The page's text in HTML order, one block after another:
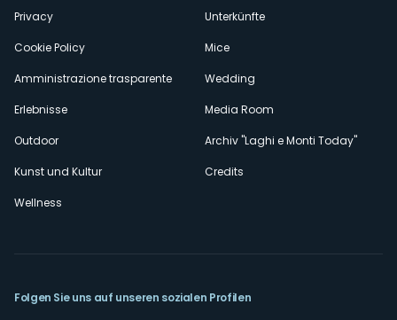
Privacy
Cookie Policy
Amministrazione trasparente
Erlebnisse
Outdoor
Kunst und Kultur
Wellness
Unterkünfte
Mice
Wedding
Media Room
Archiv "Laghi e Monti Today"
Credits
Folgen Sie uns auf unseren sozialen Profilen